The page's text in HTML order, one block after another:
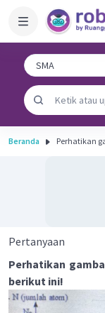
Beranda Perhatikan
Pertanyaan
Perhatikan
berikut ini!